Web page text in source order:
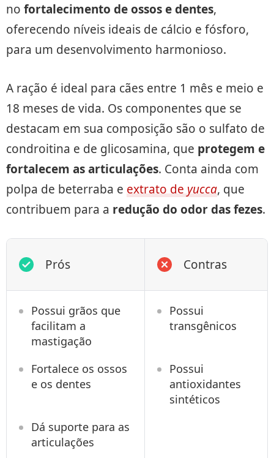
no fortalecimento de ossos e dentes,
oferecendo níveis ideais de cálcio e fósforo,
para um desenvolvimento harmonioso.
A ração é ideal para cães entre 1 mês e meio e
18 meses de vida. Os componentes que se
destacam em sua composição são o sulfato de
condroitina e de glicosamina, que protegem e
fortalecem as articulações. Conta ainda com
polpa de beterraba e extrato de yucca, que
contribuem para a redução do odor das fezes.
Prós Contras
Possui grãos que
facilitam a
mastigação
Possui
transgênicos
Fortalece os ossos
e os dentes
Possui
antioxidantes
sintéticos
Dá suporte para as
articulações